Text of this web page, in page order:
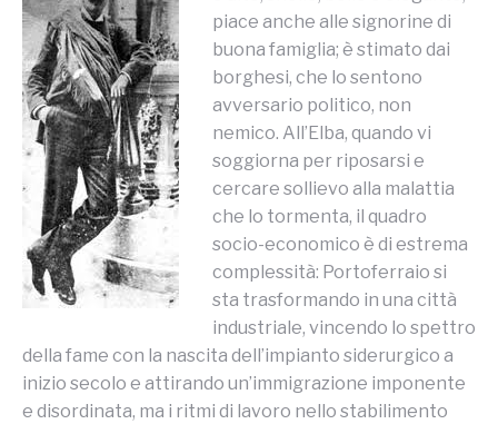
piace anche alle signorine di
buona famiglia; è stimato dai
borghesi, che lo sentono
avversario politico, non
nemico. All’Elba, quando vi
soggiorna per riposarsi e
cercare sollievo alla malattia
che lo tormenta, il quadro
socio-economico è di estrema
complessità: Portoferraio si
sta trasformando in una città
industriale, vincendo lo spettro
della fame con la nascita dell’impianto siderurgico a
inizio secolo e attirando un’immigrazione imponente
e disordinata, ma i ritmi di lavoro nello stabilimento